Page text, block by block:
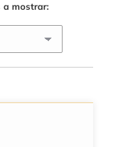
a mostrar: